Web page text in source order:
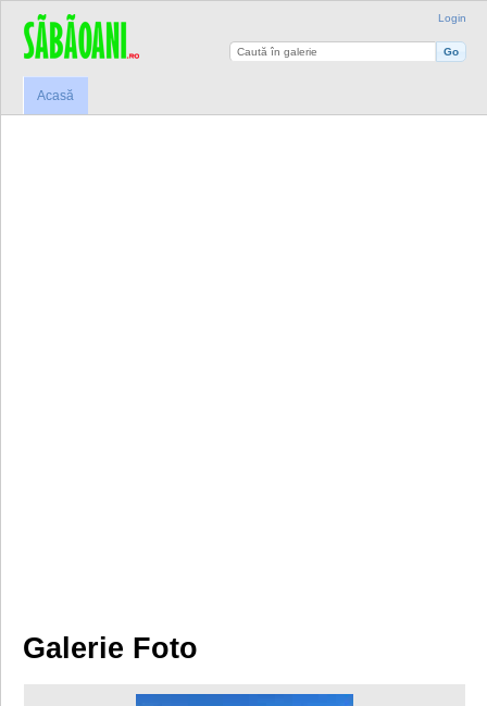
Login
Acasă
Galerie Foto